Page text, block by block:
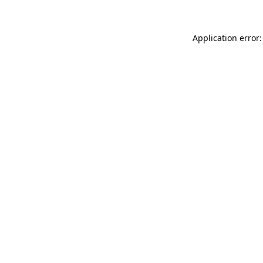
Application